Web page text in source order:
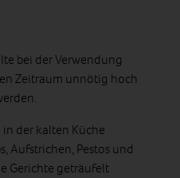
bei der Verwendung
Zeitraum unnötig hoch
der kalten Küche
Aufstrichen, Pestos und
Gerichte geträufelt